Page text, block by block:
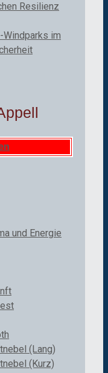
Resilienz
im
und Energie
(Lang)
(Kurz)